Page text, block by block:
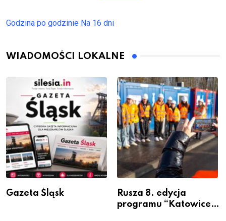
Godzina po godzinie Na 16 dni
WIADOMOŚCI LOKALNE
Gazeta Śląsk
Rusza 8. edycja
programu “Katowice